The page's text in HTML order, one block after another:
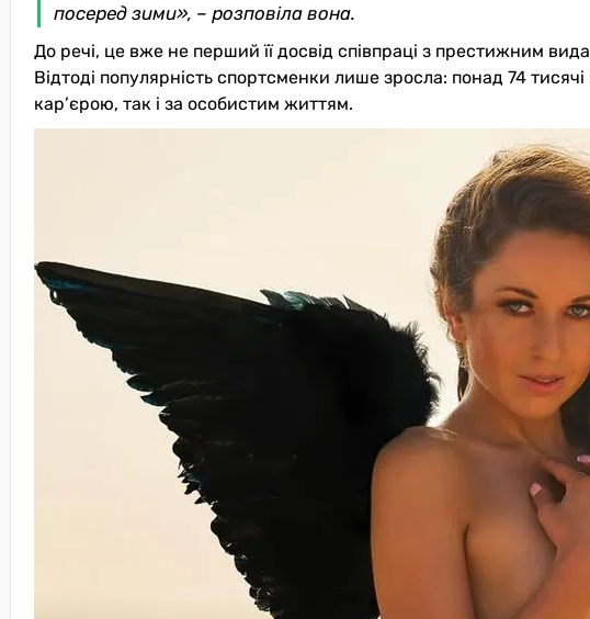
посеред зими», – розповіла вона.
До речі, це вже не перший її досвід співпраці з престижним
Відтоді популярність спортсменки лише зросла: понад 74
кар’єрою, так і за особистим життям.